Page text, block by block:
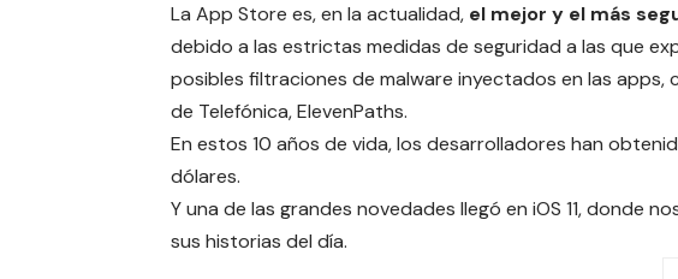
La App Store es, en la actualidad, el mejor y el más
debido a las estrictas medidas de seguridad a las que
posibles filtraciones de malware inyectados en las apps,
de Telefónica,ElevenPaths.
En estos 10 años de vida, los desarrolladores han
dólares.
Y una de las grandes novedades llegó en iOS 11, donde
sus historias del día.